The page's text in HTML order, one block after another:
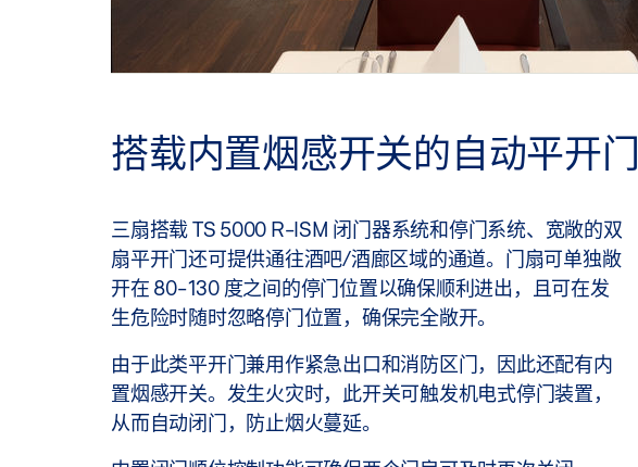
搭载内置烟感开关的自动平开门
三扇搭载 TS 5000 R-ISM 闭门器系统和停门系统、宽敞的双
扇平开门还可提供通往酒吧/酒廊区域的通道。门扇可单独敞
开在 80-130 度之间的停门位置以确保顺利进出，且可在发
生危险时随时忽略停门位置，确保完全敞开。
由于此类平开门兼用作紧急出口和消防区门，因此还配有内
置烟感开关。发生火灾时，此开关可触发机电式停门装置，
从而自动闭门，防止烟火蔓延。